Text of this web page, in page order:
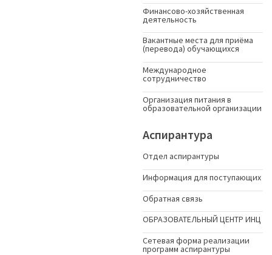
Финансово-хозяйственная
деятельность
Вакантные места для приёма
(перевода) обучающихся
Международное
сотрудничество
Организация питания в
образовательной организации
Аспирантура
Отдел аспирантуры
Информация для поступающих
Обратная связь
ОБРАЗОВАТЕЛЬНЫЙ ЦЕНТР ИНЦ
Сетевая форма реализации
программ аспирантуры